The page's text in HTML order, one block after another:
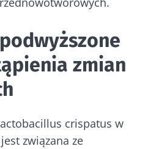
zmian
crispatus w
związana ze